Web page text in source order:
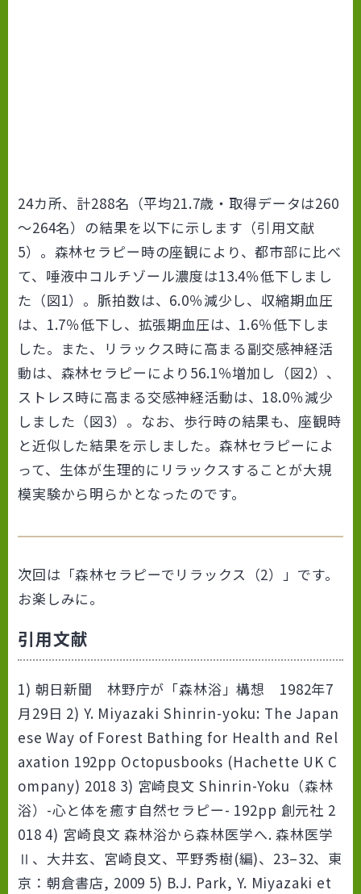
24カ所、計288名（平均21.7歳・取得データは260
～264名）の結果を以下に示します（引用文献
5）。森林セラピー時の座観により、都市部に比べ
て、唾液中コルチゾール濃度は13.4％低下しまし
た（図1）。脈拍数は、6.0％減少し、収縮期血圧
は、1.7％低下し、拡張期血圧は、1.6％低下しま
した。また、リラックス時に高まる副交感神経活
動は、森林セラピーにより56.1％増加し（図2）、
ストレス時に高まる交感神経活動は、18.0％減少
しました（図3）。なお、歩行時の結果も、座観時
と近似した結果を示しました。森林セラピーによ
って、生体が生理的にリラックスすることが大規
模実験から明らかとなったのです。
次回は「森林セラピーでリラックス（2）」です。
お楽しみに。
引用文献
1) 朝日新聞 林野庁が「森林浴」構想 1982年7
月29日 2) Y. Miyazaki Shinrin-yoku: The Japan
ese Way of Forest Bathing for Health and Rel
axation 192pp Octopusbooks (Hachette UK C
ompany) 2018 3) 宮崎良文 Shinrin-Yoku（森林
浴）-心と体を癒す自然セラピー- 192pp 創元社 2
018 4) 宮崎良文 森林浴から森林医学へ. 森林医学
Ⅱ、大井玄、宮崎良文、平野秀樹(編)、23–32、東
京：朝倉書店, 2009 5) B.J. Park, Y. Miyazaki et